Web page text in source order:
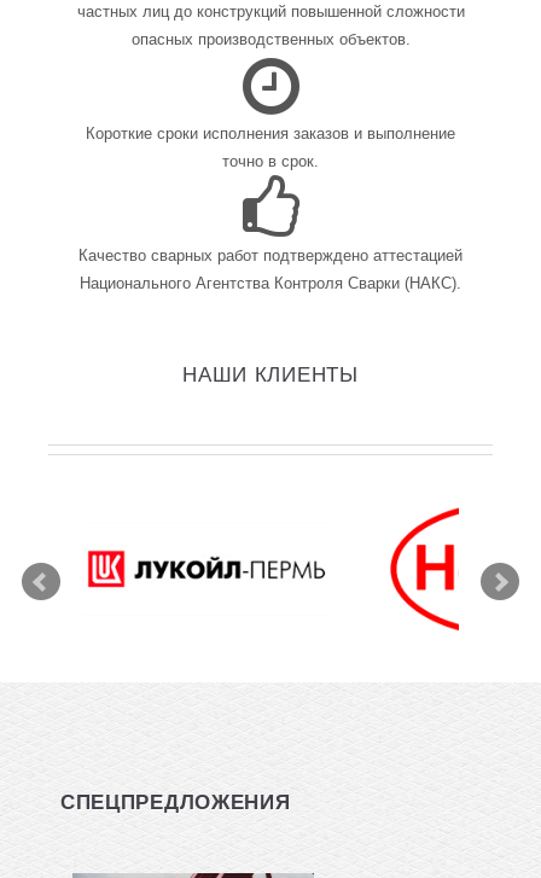
частных лиц до конструкций повышенной сложности
опасных производственных объектов.
Короткие сроки исполнения заказов и выполнение
точно в срок.
Качество сварных работ подтверждено аттестацией
Национального Агентства Контроля Сварки (НАКС).
НАШИ КЛИЕНТЫ
СПЕЦПРЕДЛОЖЕНИЯ